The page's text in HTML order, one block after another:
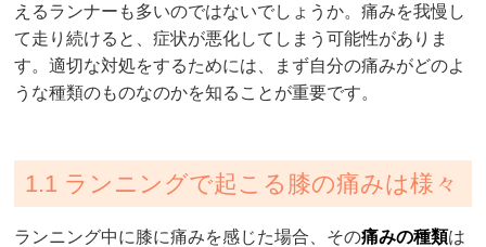
えるランナーも多いのではないでしょうか。痛みを我慢し
て走り続けると、症状が悪化してしまう可能性がありま
す。適切な対処をするためには、まず自分の痛みがどのよ
うな種類のものなのかを知ることが重要です。
1.1 ランニングで起こる膝の痛みは様々
ランニング中に膝に痛みを感じた場合、その痛みの種類は